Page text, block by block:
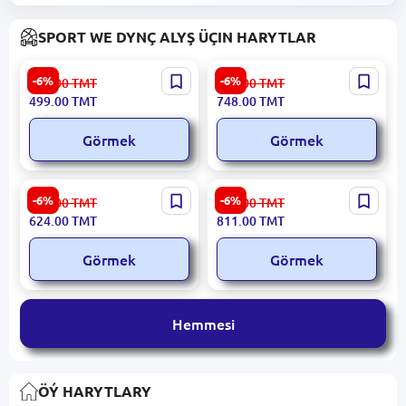
SPORT WE DYNÇ ALYŞ ÜÇIN HARYTLAR
-6%
Decathlon
WEDECATHLON2916886 |
El-aýak agramlary 2 kg Çal
531.00TMT
499.00TMT
Görmek
-6%
Philips SFL3402/56 | Gyssag
Lampa 1000 Lumen
Täzeden Zarýad Alýan
797.00TMT
748.00TMT
Görmek
-6%
Decathlon
HMDECA2917098 | El we
Hereket Reabilitasiýa Kit 4-
in-1
664.00TMT
624.00TMT
Görmek
-6%
Decathlon
SBALLDECA4250010 | Orta
Ölçegli Fitnes Topy Bordo
863.00TMT
811.00TMT
Görmek
Hemmesi
ÖÝ HARYTLARY